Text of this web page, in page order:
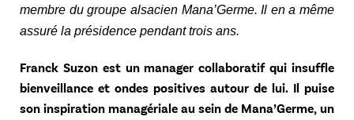
membre du groupe alsacien Mana’Germe. Il en a même
assuré la présidence pendant trois ans.
Franck Suzon est un manager collaboratif qui insuffle
bienveillance et ondes positives autour de lui. Il puise
son inspiration managériale au sein de Mana’Germe, un